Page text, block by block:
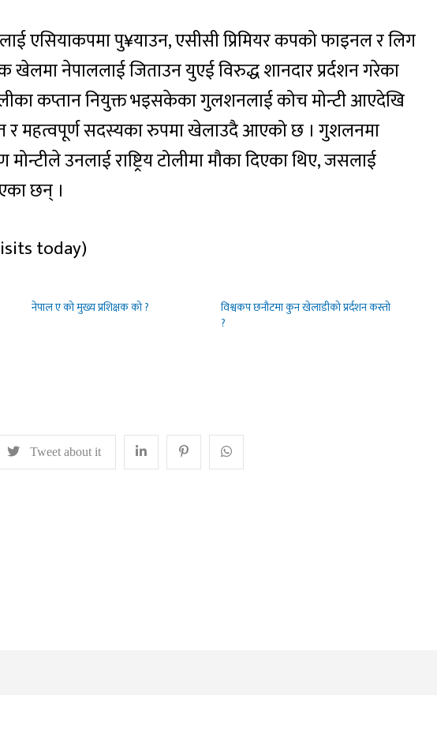
एसियाकपमा पु¥याउन, एसीसी प्रिमियर कपको फाइनल र लिग
खेलमा नेपाललाई जिताउन युएई विरुद्ध शानदार प्रर्दशन गरेका
कप्तान नियुक्त भइसकेका गुलशनलाई कोच मोन्टी आएदेखि
र महत्वपूर्ण सदस्यका रुपमा खेलाउदै आएको छ । गुशलनमा
उनलाई राष्ट्रिय टोलीमा मौका दिएका थिए, जसलाई
छन् ।
today)
नेपाल ए को मुख्य प्रशिक्षक को ?
विश्वकप छनौटमा कुन खेलाडीको प्रर्दशन कस्तो
?
Tweet about it